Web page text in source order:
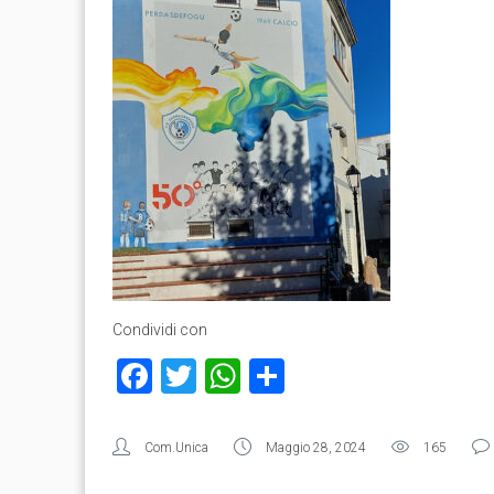
Condividi con
Facebook
TwitterWhatsApp
Com.Unica Maggio 28, 2024 165